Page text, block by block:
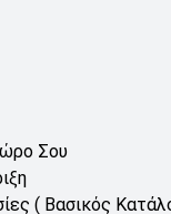
Σου
( Βασικός